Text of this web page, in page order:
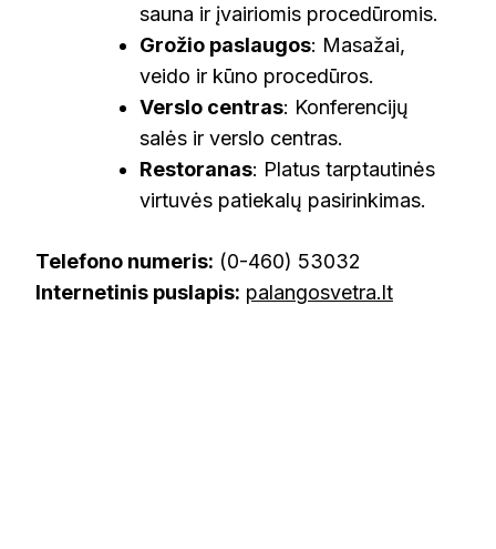
sauna ir įvairiomis procedūromis.
Grožio paslaugos: Masažai,
veido ir kūno procedūros.
Verslo centras: Konferencijų
salės ir verslo centras.
Restoranas: Platus tarptautinės
virtuvės patiekalų pasirinkimas.
Telefono numeris: (0-460) 53032
Internetinis puslapis: palangosvetra.lt